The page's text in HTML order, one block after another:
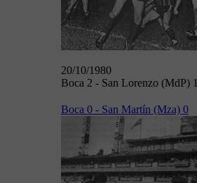
20/10/1980
Boca 2 - San Lorenzo (MdP) 1
Boca 0 - San Martín (Mza) 0